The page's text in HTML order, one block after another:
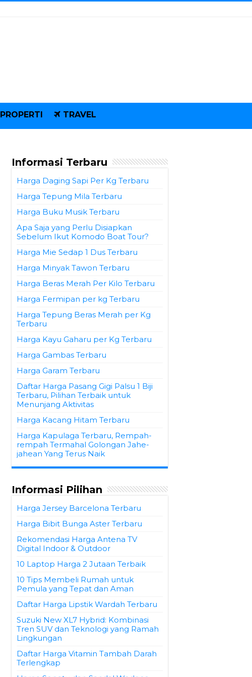
PROPERTI TRAVEL
Informasi Terbaru
Harga Daging Sapi Per Kg Terbaru
Harga Tepung Mila Terbaru
Harga Buku Musik Terbaru
Apa Saja yang Perlu Disiapkan
Sebelum Ikut Komodo Boat Tour?
Harga Mie Sedap 1 Dus Terbaru
Harga Minyak Tawon Terbaru
Harga Beras Merah Per Kilo Terbaru
Harga Fermipan per kg Terbaru
Harga Tepung Beras Merah per Kg
Terbaru
Harga Kayu Gaharu per Kg Terbaru
Harga Gambas Terbaru
Harga Garam Terbaru
Daftar Harga Pasang Gigi Palsu 1 Biji
Terbaru, Pilihan Terbaik untuk
Menunjang Aktivitas
Harga Kacang Hitam Terbaru
Harga Kapulaga Terbaru, Rempah-
rempah Termahal Golongan Jahe-
jahean Yang Terus Naik
Informasi Pilihan
Harga Jersey Barcelona Terbaru
Harga Bibit Bunga Aster Terbaru
Rekomendasi Harga Antena TV
Digital Indoor & Outdoor
10 Laptop Harga 2 Jutaan Terbaik
10 Tips Membeli Rumah untuk
Pemula yang Tepat dan Aman
Daftar Harga Lipstik Wardah Terbaru
Suzuki New XL7 Hybrid: Kombinasi
Tren SUV dan Teknologi yang Ramah
Lingkungan
Daftar Harga Vitamin Tambah Darah
Terlengkap